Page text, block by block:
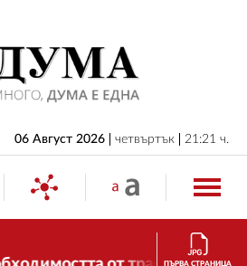
06 Август 2026 четвъртък 21:21 ч.
БЪЛГАРИЯ
ИКОНОМИКА
ИЗБОРИ
СВЯТ